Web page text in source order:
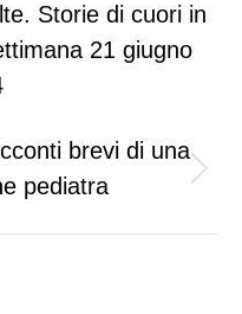
Storie di cuori in
21 giugno
brevi di una
pediatra